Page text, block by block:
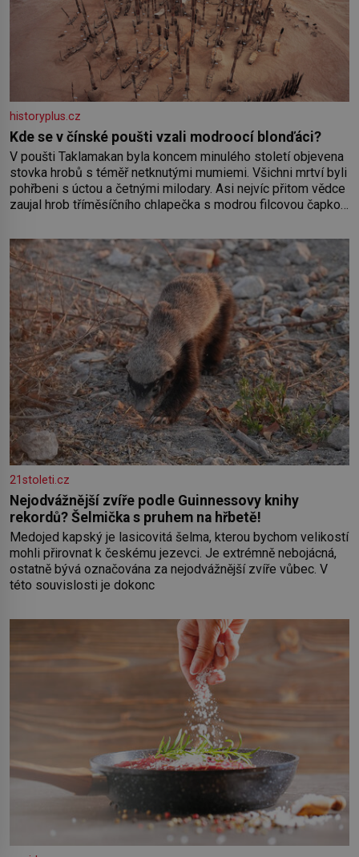
historyplus.cz
Kde se v čínské poušti vzali modroocí blonďáci?
V poušti Taklamakan byla koncem minulého století objevena
stovka hrobů s téměř netknutými mumiemi. Všichni mrtví byli
pohřbeni s úctou a četnými milodary. Asi nejvíc přitom vědce
zaujal hrob tříměsíčního chlapečka s modrou filcovou čapkou,
nesmírně dobře zachovalá, přičítají odborníci zdejším
klimatickým podmínkám. Sucho, prosolené písky a extrémně
21stoleti.cz
Nejodvážnější zvíře podle Guinnessovy knihy
rekordů? Šelmička s pruhem na hřbetě!
Medojed kapský je lasicovitá šelma, kterou bychom velikostí
mohli přirovnat k českému jezevci. Je extrémně nebojácná,
ostatně bývá označována za nejodvážnější zvíře vůbec. V
této souvislosti je dokonc